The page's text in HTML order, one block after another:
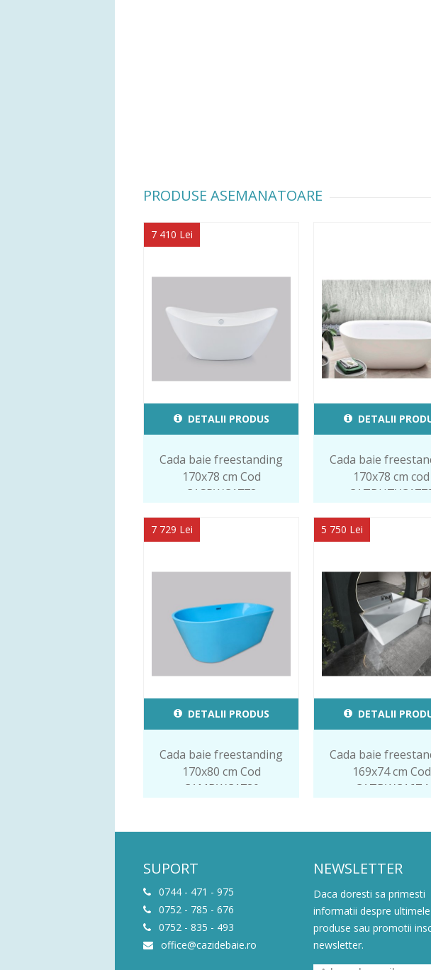
PRODUSE ASEMANATOARE
7 410 Lei
DETALII PRODUS
Cada baie freestanding
170x78 cm Cod
CASRWC1778
DETALII
Cada baie
170x78 cm cod
7 729 Lei
DETALII PRODUS
Cada baie freestanding
170x80 cm Cod
CAMBWC1780
5 750 Lei
DETALII
Cada baie
169x74 cm Cod
CATBWC1674
SUPORT
0744 - 471 - 975
0752 - 785 - 676
0752 - 835 - 493
office@cazidebaie.ro
NEWSLETTER
Daca doresti sa primesti
informatii despre ultimele
produse sau promotii
newsletter.